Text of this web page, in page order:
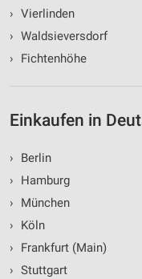
› Vierlinden
› Waldsieversdorf
›
Fichtenhöhe
Einkaufen in
›
Berlin
›
Hamburg
›
München
›
Köln
›
Frankfurt (Main)
› Stuttgart